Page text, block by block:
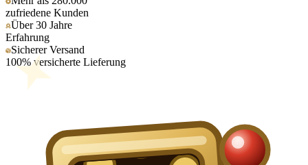
zufriedene Kunden
Über 30 Jahre
Erfahrung
Sicherer Versand
100% versicherte Lieferung